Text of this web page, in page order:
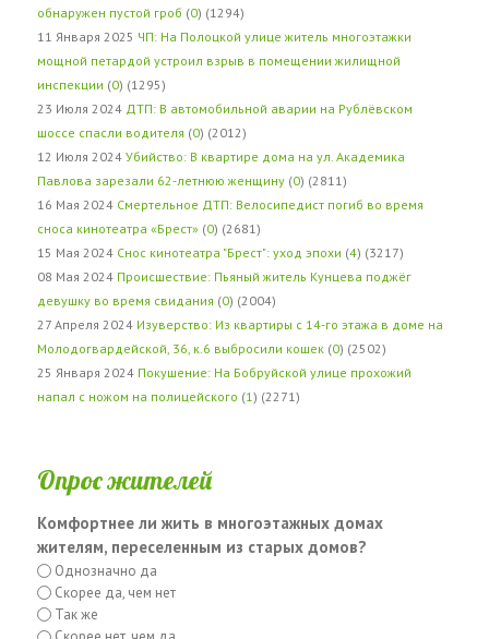
обнаружен пустой гроб (0) (1294)
11 Января 2025 ЧП: На Полоцкой улице житель многоэтажки
мощной петардой устроил взрыв в помещении жилищной
инспекции (0) (1295)
23 Июля 2024 ДТП: В автомобильной аварии на Рублёвском
шоссе спасли водителя (0) (2012)
12 Июля 2024 Убийство: В квартире дома на ул. Академика
Павлова зарезали 62-летнюю женщину (0) (2811)
16 Мая 2024 Смертельное ДТП: Велосипедист погиб во время
сноса кинотеатра «Брест» (0) (2681)
15 Мая 2024 Снос кинотеатра "Брест": уход эпохи (4) (3217)
08 Мая 2024 Происшествие: Пьяный житель Кунцева поджёг
девушку во время свидания (0) (2004)
27 Апреля 2024 Изуверство: Из квартиры с 14-го этажа в доме на
Молодогвардейской, 36, к.6 выбросили кошек (0) (2502)
25 Января 2024 Покушение: На Бобруйской улице прохожий
напал с ножом на полицейского (1 ) (2271)
Опрос жителей
Комфортнее ли жить в многоэтажных домах
жителям, переселенным из старых домов?
Однозначно да
Скорее да, чем нет
Так же